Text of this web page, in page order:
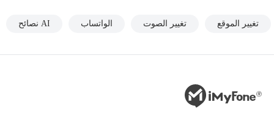
تغيير الموقع تغيير الصوت الواتساب AI نصائح